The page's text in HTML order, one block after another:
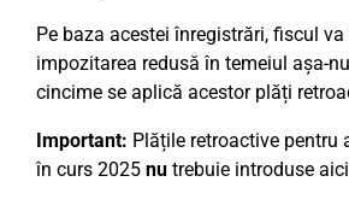
Pe baza acestei înregistrări, fiscul
impozitarea redusă în temeiul așa-
cincime se aplică acestor plăți
Important: Plățile retroactive pentru
în curs 2025 nu trebuie introduse